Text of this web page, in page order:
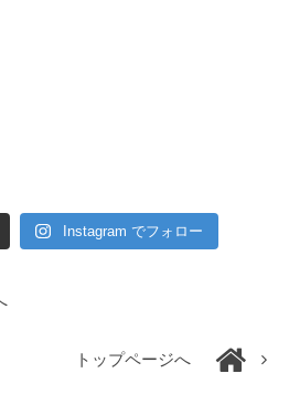
Instagram でフォロー
トップページへ